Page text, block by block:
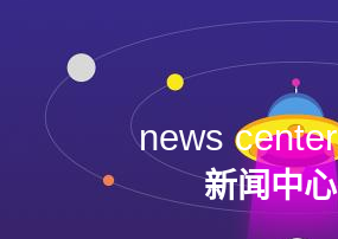
news center
新闻中心